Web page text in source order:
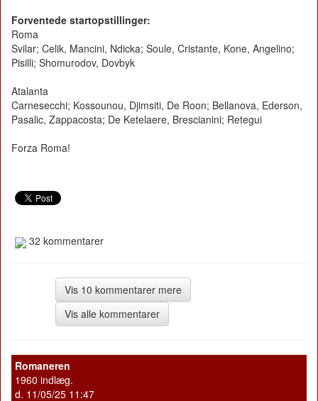
Forventede startopstillinger:
Roma
Svilar; Celik, Mancini, Ndicka; Soule, Cristante, Kone, Angelino;
Pisilli; Shomurodov, Dovbyk
Atalanta
Carnesecchi; Kossounou, Djimsiti, De Roon; Bellanova, Ederson,
Pasalic, Zappacosta; De Ketelaere, Brescianini; Retegui
Forza Roma!
32 kommentarer
Vis 10 kommentarer mere
Vis alle kommentarer
Romaneren
1960 indlæg.
d. 11/05/25 11:47